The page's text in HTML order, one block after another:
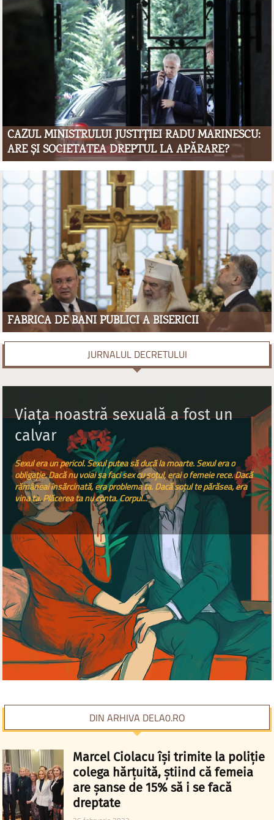
CAZUL MINISTRULUI JUSTIȚIEI RADU MARINESCU:
ARE ȘI SOCIETATEA DREPTUL LA APĂRARE?
FABRICA DE BANI PUBLICI A BISERICII
JURNALUL DECRETULUI
Viața noastră sexuală a fost un
calvar
Sexul era un pericol. Sexul putea să ducă la moarte. Sexul era o
obligație. Dacă nu voiai sa faci sex cu soțul, erai o femeie rece. Dacă
rămâneai însărcinată, era problema ta. Dacă soțul te părăsea, era
vina ta. Plăcerea ta nu conta. Corpul...
DIN ARHIVA DELA0.RO
Marcel Ciolacu își trimite la poliție
colega hărțuită, știind că femeia
are șanse de 15% să i se facă
dreptate